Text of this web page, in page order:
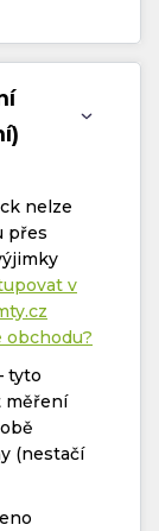
nelze
přes
v
obchodu?
tyto
měření
(nestačí